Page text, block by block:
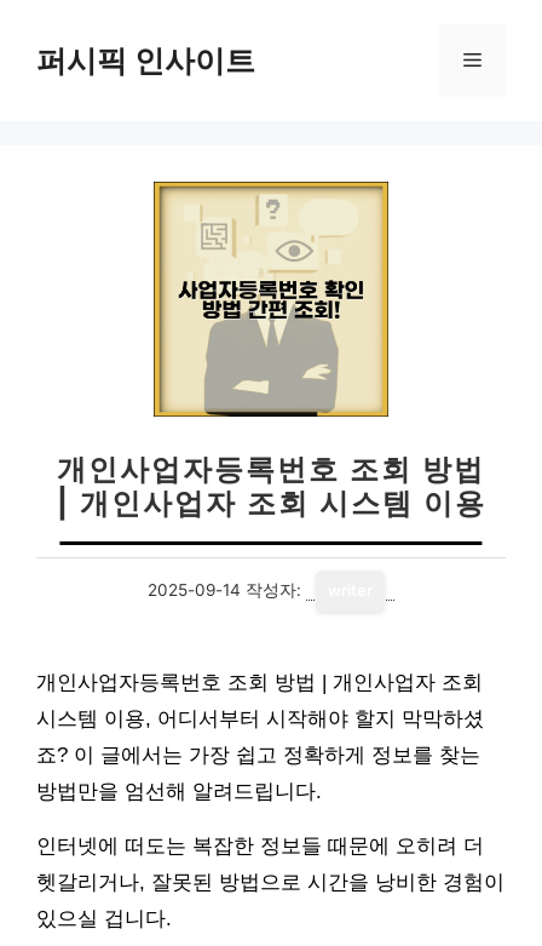
퍼시픽 인사이트 메
개인사업자등록번호 조회 방법
| 개인사업자 조회 시스템 이용
2025-09-14 작성자:
개인사업자등록번호 조회 방법 | 개인사업자 조회
시스템 이용, 어디서부터 시작해야 할지 막막하셨
죠? 이 글에서는 가장 쉽고 정확하게 정보를 찾는
방법만을 엄선해 알려드립니다.
인터넷에 떠도는 복잡한 정보들 때문에 오히려 더
헷갈리거나, 잘못된 방법으로 시간을 낭비한 경험이
있으실 겁니다.